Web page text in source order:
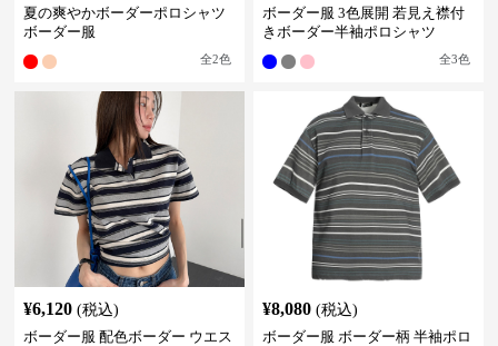
夏の爽やかボーダーポロシャツ
ボーダー服
全2色
ボーダー服 3色展開 若見え襟付
きボーダー半袖ポロシャツ
全3色
¥6,120 (税込)
ボーダー服 配色ボーダー ウエス
¥8,080 (税込)
ボーダー服 ボーダー柄 半袖ポロ